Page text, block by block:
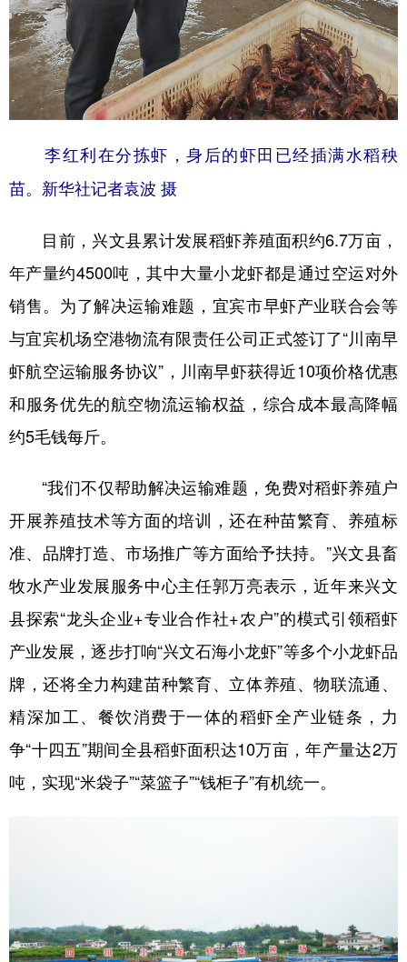
李红利在分拣虾，身后的虾田已经插满水稻秧
苗。新华社记者袁波 摄
目前，兴文县累计发展稻虾养殖面积约6.7万亩，
年产量约4500吨，其中大量小龙虾都是通过空运对外
销售。为了解决运输难题，宜宾市早虾产业联合会等
与宜宾机场空港物流有限责任公司正式签订了“川南早
虾航空运输服务协议”，川南早虾获得近10项价格优惠
和服务优先的航空物流运输权益，综合成本最高降幅
约5毛钱每斤。
“我们不仅帮助解决运输难题，免费对稻虾养殖户
开展养殖技术等方面的培训，还在种苗繁育、养殖标
准、品牌打造、市场推广等方面给予扶持。”兴文县畜
牧水产业发展服务中心主任郭万亮表示，近年来兴文
县探索“龙头企业+专业合作社+农户”的模式引领稻虾
产业发展，逐步打响“兴文石海小龙虾”等多个小龙虾品
牌，还将全力构建苗种繁育、立体养殖、物联流通、
精深加工、餐饮消费于一体的稻虾全产业链条，力
争“十四五”期间全县稻虾面积达10万亩，年产量达2万
吨，实现“米袋子”“菜篮子”“钱柜子”有机统一。